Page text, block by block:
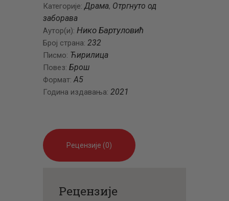
Категорије:Драма, Отргнуто од
заборава
Аутор(и): Нико Бартуловић
Број страна: 232
Писмо: Ћирилица
Повез: Брош
Формат:A5
Година издавања: 2021
Рецензије (0)
Рецензије